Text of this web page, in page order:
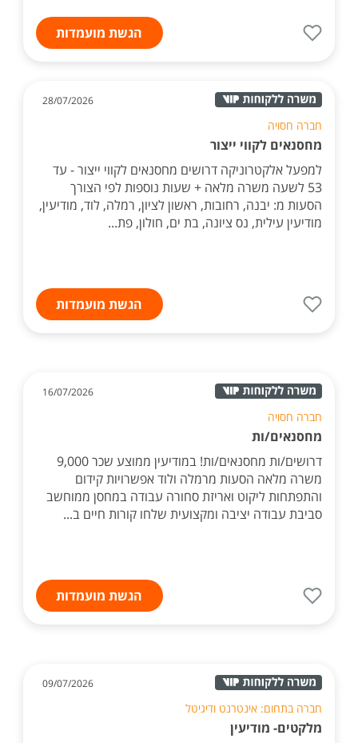
הגשת מועמדות
28/07/2026
חברה חסויה
מחסנאים לקווי ייצור
למפעל אלקטרוניקה דרושים מחסנאים לקווי ייצור - עד
53 לשעה משרה מלאה + שעות נוספות לפי הצורך
הסעות מ: יבנה, רחובות, ראשון לציון, רמלה, לוד, מודיעין,
מודיעין עילית, נס ציונה, בת ים, חולון, פת...
הגשת מועמדות
16/07/2026
חברה חסויה
מחסנאים/ות
דרושים/ות מחסנאים/ות! במודיעין ממוצע שכר 9,000
משרה מלאה הסעות מרמלה ולוד אפשרויות קידום
והתפתחות ליקוט ואריזת סחורה עבודה במחסן ממוחשב
סביבת עבודה יציבה ומקצועית שלחו קורות חיים ב...
הגשת מועמדות
09/07/2026
חברה בתחום: אינטרנט ודיגיטל
מלקטים- מודיעין